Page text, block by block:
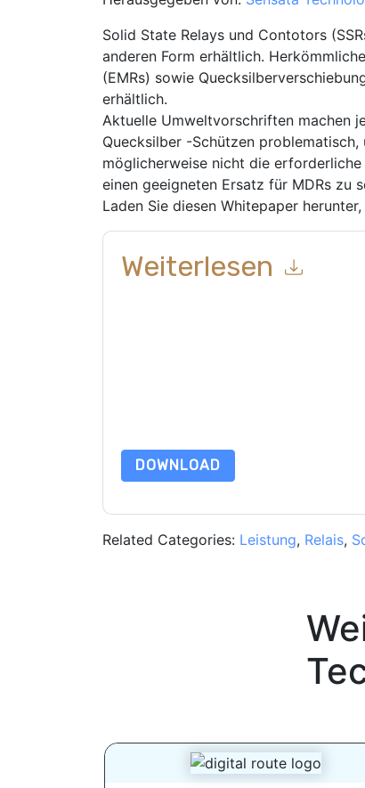
Solid State Relays und Contotors
anderen Form erhältlich.
(EMRs) sowie
erhältlich.
Aktuelle Umweltvorschriften machen
Quecksilber -Schützen
möglicherweise nicht die
einen geeigneten Ersatz für MDRs zu
Laden Sie diesen Whitepaper
Weiterlesen
DOWNLOAD
Related Categories: Leistung, Relais,